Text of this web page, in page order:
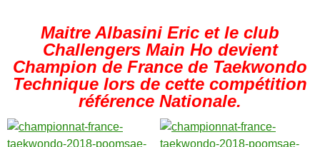
Maitre Albasini Eric et le club
Challengers Main Ho devient
Champion de France de Taekwondo
Technique lors de cette compétition
référence Nationale.